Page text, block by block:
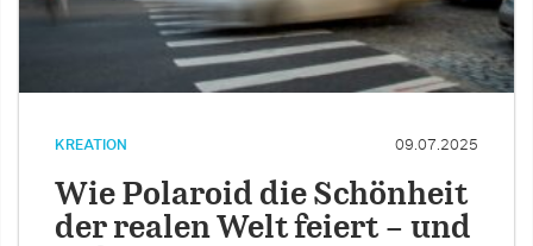
KREATION 09.07.2025
Wie Polaroid die Schönheit
der realen Welt feiert – und